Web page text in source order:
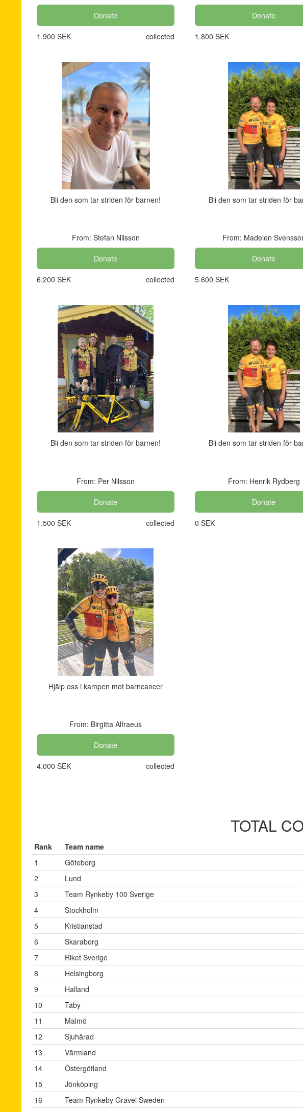
Donate
1.900 SEK collected
Donate
1.800 SEK
Bli den som tar striden för barnen!
From: Stefan Nilsson
Donate
6.200 SEK collected
Bli den som tar striden för
From: Madelen
Donate
5.600 SEK
Bli den som tar striden för barnen!
From: Per Nilsson
Donate
1.500 SEK collected
Bli den som tar striden för
From: Henrik Rydberg
Donate
0 SEK
Hjälp oss i kampen mot barncancer
From: Birgitta Alfraeus
Donate
4.000 SEK collected
TOTAL
Rank Team name
1
Göteborg
2
Lund
3
Team Rynkeby 100 Sverige
4
Stockholm
5
Kristianstad
6
Skaraborg
7
Riket Sverige
8
Helsingborg
9
Halland
10
Täby
11
Malmö
12
Sjuhärad
13
Värmland
14
Östergötland
15
Jönköping
16
Team Rynkeby Gravel Sweden